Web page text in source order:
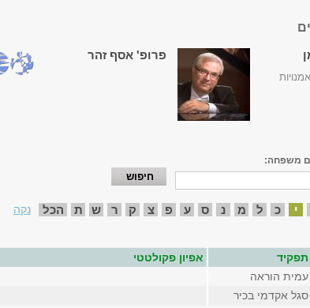
פרופ' אסף זהר
משפחה:
י כ ל מ נ ס ע פ צ ק ר ש ת הכל
נקה
תפקיד אפיון פקולטטי
עמית הוראה
סגל אקדמי בכיר